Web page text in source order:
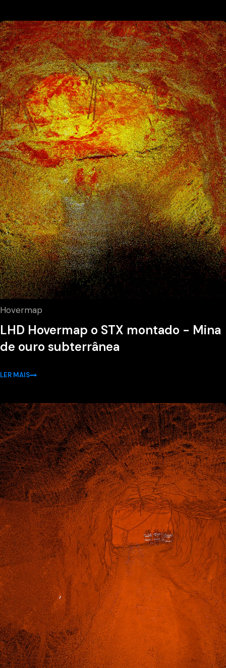
Hovermap
LHD Hovermap o STX montado - Mina
de ouro subterrânea
LER MAIS